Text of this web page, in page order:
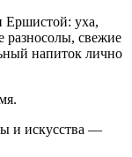
Ершистой: уха,
разносолы, свежие
напиток лично
и искусства —